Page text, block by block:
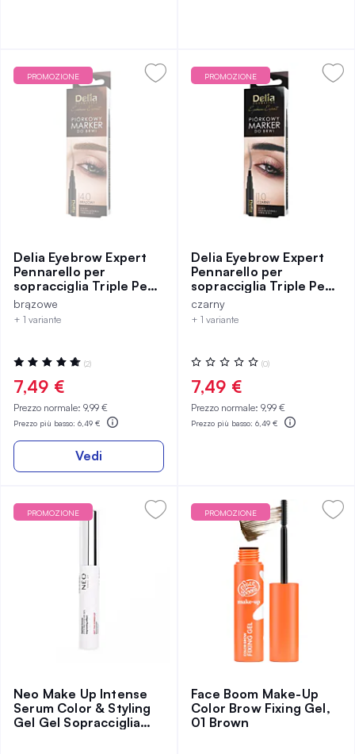
PROMOZIONE
Delia Eyebrow Expert
Pennarello per
sopracciglia Triple Pen
24h marrone
brązowe
+ 1 variante
Valutazione:
100%
(2)
7,49 €
Prezzo normale: 9,99 €
Prezzo più basso: 6,49 €
Vedi
PROMOZIONE
Delia Eyebrow Expert
Pennarello per
sopracciglia Triple Pen
24h nero
czarny
+ 1 variante
Valutazione:
0%
(0)
7,49 €
Prezzo normale: 9,99 €
Prezzo più basso: 6,49 €
PROMOZIONE
Neo Make Up Intense
Serum Color & Styling
Gel Gel Sopracciglia
PROMOZIONE
Face Boom Make-Up
Color Brow Fixing Gel,
01 Brown